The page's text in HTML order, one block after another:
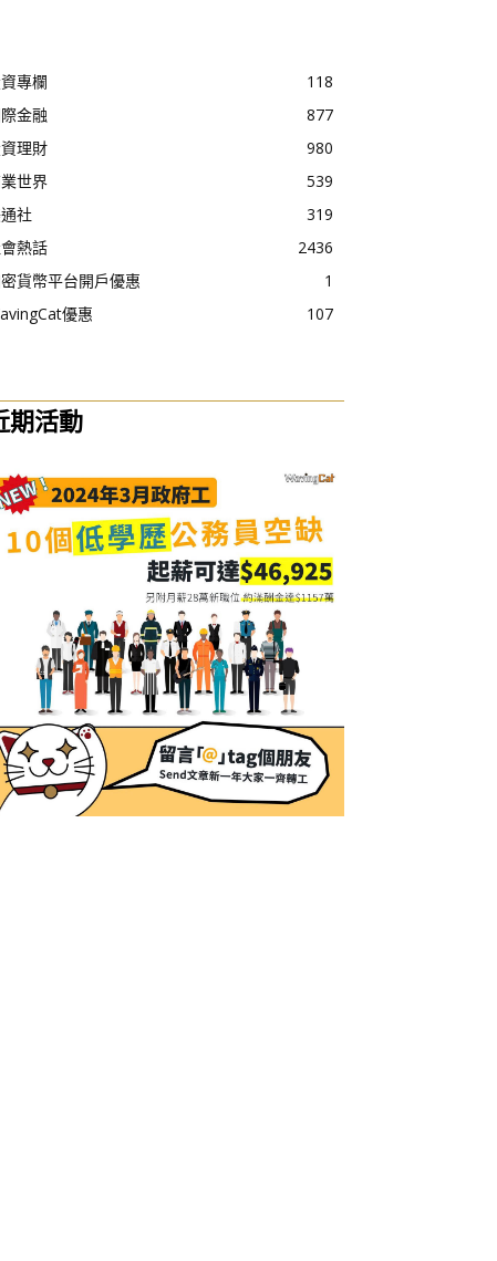
專欄
118
金融
877
理財
980
世界
539
社
319
熱話
2436
貨幣平台開戶優惠
1
優惠
107
期活動